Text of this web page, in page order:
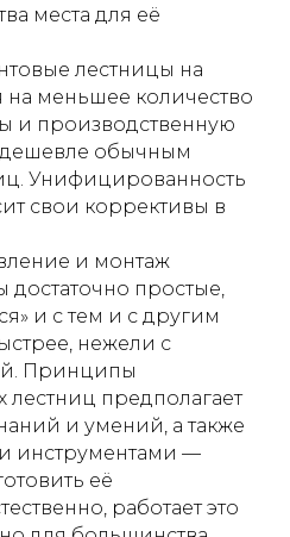
места для её
лестницы на
на меньшее количество
и производственную
дешевле обычным
Унифицированность
свои коррективы в
и монтаж
достаточно простые,
и с тем и с другим
нежели с
Принципы
лестниц предполагает
и умений, а также
инструментами —
её
работает это